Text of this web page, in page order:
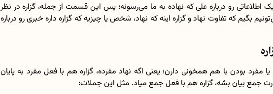
رو درباره علی که نهاده به ما می‌رسونه؛ پس این قسمت از جمله، گزاره در نظر
بگیم که تفاوت نهاد و گزاره اینه که نهاد، شخص یا چیزیه که گزاره داره خبری رو درباره
یا مفرد بودن با هم همخونی دارن؛ یعنی اگه نهاد مفرده، گزاره هم با فعل مفرد به پایان
جمع بیان بشه، گزاره هم با فعل جمع میاد. مثل این جملات: